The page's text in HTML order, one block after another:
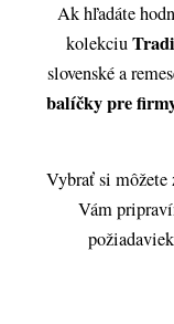
Ak hľadáte
kolekciu
slovenské a
balíčky pre
Vybrať si môžete
Vám